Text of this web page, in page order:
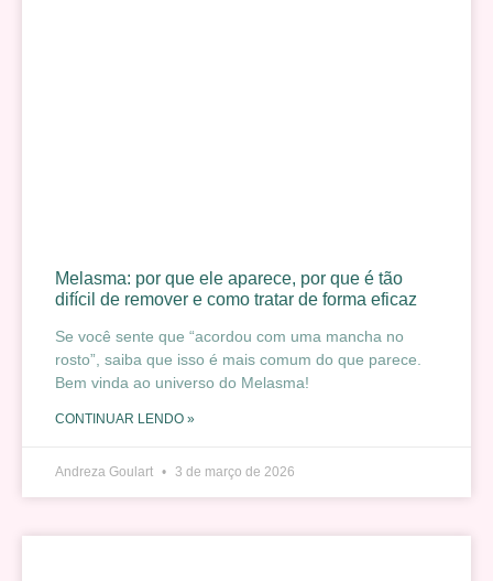
Melasma: por que ele aparece, por que é tão
difícil de remover e como tratar de forma eficaz
Se você sente que “acordou com uma mancha no
rosto”, saiba que isso é mais comum do que parece.
Bem vinda ao universo do Melasma!
CONTINUAR LENDO »
Andreza Goulart 3 de março de 2026